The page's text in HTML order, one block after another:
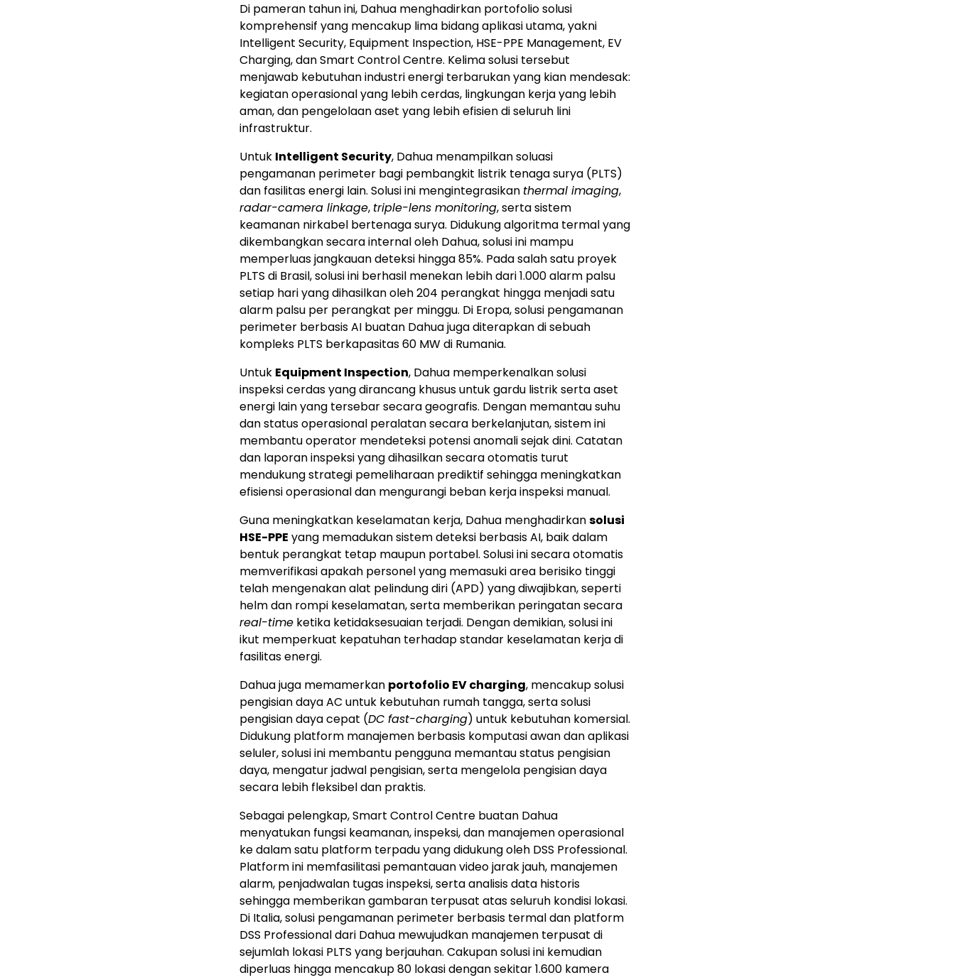
Di pameran tahun ini, Dahua menghadirkan portofolio solusi
komprehensif yang mencakup lima bidang aplikasi utama, yakni
Intelligent Security, Equipment Inspection, HSE-PPE Management, EV
Charging, dan Smart Control Centre. Kelima solusi tersebut
menjawab kebutuhan industri energi terbarukan yang kian mendesak:
kegiatan operasional yang lebih cerdas, lingkungan kerja yang lebih
aman, dan pengelolaan aset yang lebih efisien di seluruh lini
infrastruktur.
Untuk Intelligent Security, Dahua menampilkan soluasi
pengamanan perimeter bagi pembangkit listrik tenaga surya (PLTS)
dan fasilitas energi lain. Solusi ini mengintegrasikan thermal imaging,
radar-camera linkage, triple-lens monitoring, serta sistem
keamanan nirkabel bertenaga surya. Didukung algoritma termal yang
dikembangkan secara internal oleh Dahua, solusi ini mampu
memperluas jangkauan deteksi hingga 85%. Pada salah satu proyek
PLTS di Brasil, solusi ini berhasil menekan lebih dari 1.000 alarm palsu
setiap hari yang dihasilkan oleh 204 perangkat hingga menjadi satu
alarm palsu per perangkat per minggu. Di Eropa, solusi pengamanan
perimeter berbasis AI buatan Dahua juga diterapkan di sebuah
kompleks PLTS berkapasitas 60 MW di Rumania.
Untuk Equipment Inspection, Dahua memperkenalkan solusi
inspeksi cerdas yang dirancang khusus untuk gardu listrik serta aset
energi lain yang tersebar secara geografis. Dengan memantau suhu
dan status operasional peralatan secara berkelanjutan, sistem ini
membantu operator mendeteksi potensi anomali sejak dini. Catatan
dan laporan inspeksi yang dihasilkan secara otomatis turut
mendukung strategi pemeliharaan prediktif sehingga meningkatkan
efisiensi operasional dan mengurangi beban kerja inspeksi manual.
Guna meningkatkan keselamatan kerja, Dahua menghadirkansolusi
HSE-PPE yang memadukan sistem deteksi berbasis AI, baik dalam
bentuk perangkat tetap maupun portabel. Solusi ini secara otomatis
memverifikasi apakah personel yang memasuki area berisiko tinggi
telah mengenakan alat pelindung diri (APD) yang diwajibkan, seperti
helm dan rompi keselamatan, serta memberikan peringatan secara
real-time ketika ketidaksesuaian terjadi. Dengan demikian, solusi ini
ikut memperkuat kepatuhan terhadap standar keselamatan kerja di
fasilitas energi.
Dahua juga memamerkan portofolio EV charging, mencakup solusi
pengisian daya AC untuk kebutuhan rumah tangga, serta solusi
pengisian daya cepat (DC fast-charging) untuk kebutuhan komersial.
Didukung platform manajemen berbasis komputasi awan dan aplikasi
seluler, solusi ini membantu pengguna memantau status pengisian
daya, mengatur jadwal pengisian, serta mengelola pengisian daya
secara lebih fleksibel dan praktis.
Sebagai pelengkap, Smart Control Centre buatan Dahua
menyatukan fungsi keamanan, inspeksi, dan manajemen operasional
ke dalam satu platform terpadu yang didukung oleh DSS Professional.
Platform ini memfasilitasi pemantauan video jarak jauh, manajemen
alarm, penjadwalan tugas inspeksi, serta analisis data historis
sehingga memberikan gambaran terpusat atas seluruh kondisi lokasi.
Di Italia, solusi pengamanan perimeter berbasis termal dan platform
DSS Professional dari Dahua mewujudkan manajemen terpusat di
sejumlah lokasi PLTS yang berjauhan. Cakupan solusi ini kemudian
diperluas hingga mencakup 80 lokasi dengan sekitar 1.600 kamera